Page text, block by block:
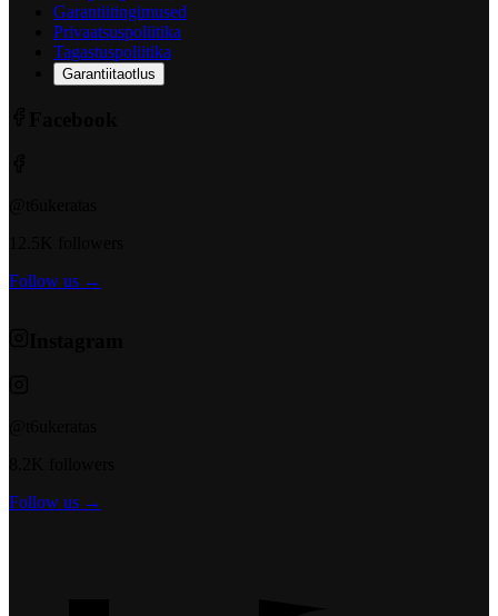
Garantiitingimused
Privaatsuspoliitika
Tagastuspoliitika
Garantiitaotlus
Follow us →
Follow us →